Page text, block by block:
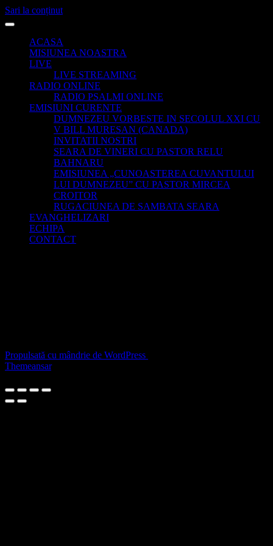
Sari la conținut
ACASA
MISIUNEA NOASTRA
LIVE
LIVE STREAMING
RADIO ONLINE
RADIO PSALMI ONLINE
EMISIUNI CURENTE
DUMNEZEU VORBESTE IN SECOLUL XXI CU
V BILL MURESAN (CANADA)
INVITATII NOSTRI
SEARA DE VINERI CU PASTOR RELU
BAHNARU
EMISIUNEA „CUNOASTEREA CUVANTULUI
LUI DUMNEZEU” CU PASTOR MIRCEA
CROITOR
RUGACIUNEA DE SAMBATA SEARA
EVANGHELIZARI
ECHIPA
CONTACT
Propulsată cu mândrie de WordPress
Themeansar.